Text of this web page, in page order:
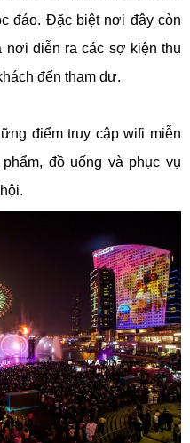
đáo. Đặc biệt nơi đây còn
nơi diễn ra các sợ kiện thu
đến tham dự.
điểm truy cập wifi miễn
đồ uống và phục vụ